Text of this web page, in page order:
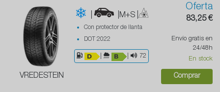
VREDESTEIN
| |M+S |
Con protector de llanta
DOT 2022
72
Oferta
83,25 €
Envío gratis en
24/48h
En stock
Comprar